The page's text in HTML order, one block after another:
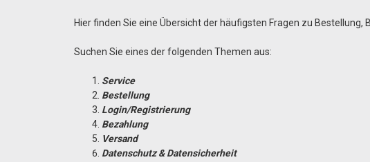
Hier finden Sie eine Übersicht der häufigsten Fragen zu
Suchen Sie eines der folgenden Themen aus:
Service
Bestellung
Login/Registrierung
Bezahlung
Versand
Datenschutz & Datensicherheit